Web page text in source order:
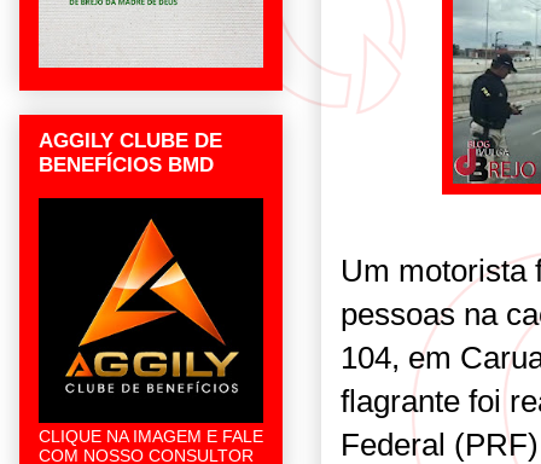
Um motorista
pessoas na
104, em
flagrante foi
Federal
AGGILY CLUBE DE
BENEFÍCIOS BMD
CLIQUE NA IMAGEM E FALE
COM NOSSO CONSULTOR